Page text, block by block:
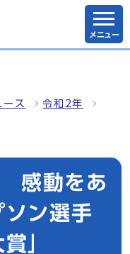
メニュー
ース 令和2年
感動をあ
ソン選手
」